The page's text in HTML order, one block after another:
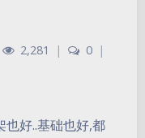
2,281 | 0 |
好..基础也好,都